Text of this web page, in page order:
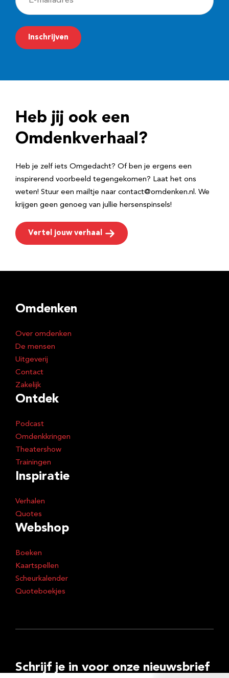
-
m
a
r
e
Inschrijven
Heb jij ook een
Omdenkverhaal?
Heb je zelf iets Omgedacht? Of ben je ergens een
inspirerend voorbeeld tegengekomen? Laat het ons
weten! Stuur een mailtje naar contact@omdenken.nl. We
krijgen geen genoeg van jullie hersenspinsels!
Vertel jouw verhaal
Omdenken
Over omdenken
De mensen
Uitgeverij
Contact
Zakelijk
Ontdek
Podcast
Omdenkkringen
Theatershow
Trainingen
Inspiratie
Verhalen
Quotes
Webshop
Boeken
Kaartspellen
Scheurkalender
Quoteboekjes
Schrijf je in voor onze nieuwsbrief